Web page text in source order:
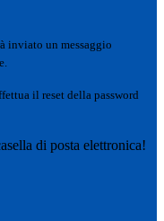
inviato un messaggio
il reset della password
di posta elettronica!